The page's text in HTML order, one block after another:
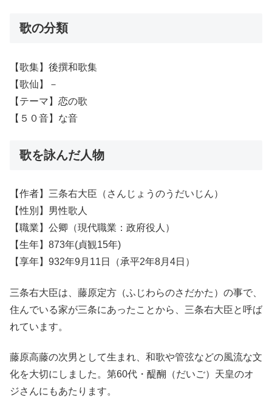
歌の分類
【歌集】後撰和歌集
【歌仙】－
【テーマ】恋の歌
【５０音】な音
歌を詠んだ人物
【作者】三条右大臣（さんじょうのうだいじん）
【性別】男性歌人
【職業】公卿（現代職業：政府役人）
【生年】873年(貞観15年)
【享年】932年9月11日（承平2年8月4日）
三条右大臣は、藤原定方（ふじわらのさだかた）の事で、
住んでいる家が三条にあったことから、三条右大臣と呼ば
れています。
藤原高藤の次男として生まれ、和歌や管弦などの風流な文
化を大切にしました。第60代・醍醐（だいご）天皇のオ
ジさんにもあたります。